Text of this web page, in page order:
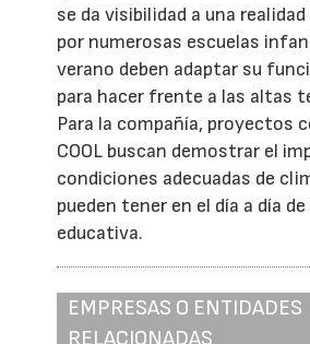
se da visibilidad a una
por numerosas escuelas
verano deben adaptar su
para hacer frente a las altas
Para la compañía, proyectos
COOL buscan demostrar el
condiciones adecuadas de
pueden tener en el día a día
educativa.
EMPRESAS O ENTIDADES
RELACIONADAS